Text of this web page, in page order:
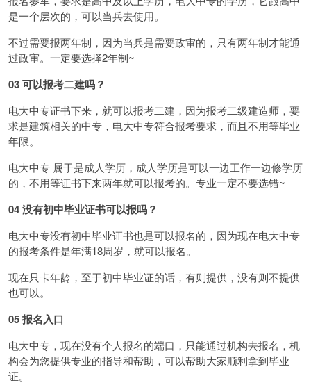
是一个层次的，可以当兵去使用。
不过需要报两年制，因为当兵是需要政审的，只有两年制才能通
过政审。一定要选择2年制~
03可以报考二建吗？
电大中专证书下来，就可以报考二建，因为报考二级建造师，要
求是建筑相关的中专，电大中专符合报考要求，而且不用等毕业
年限。
电大中专 属于是成人学历，成人学历是可以一边工作一边修学历
的，不用等证书下来两年就可以报考的。专业一定不要选错~
04没有初中毕业证书可以报吗？
电大中专没有初中毕业证书也是可以报名的，因为现在电大中专
的报考条件是年满18周岁，就可以报名。
现在只卡年龄，至于初中毕业证的话，有则提供，没有则不提供
也可以。
05报名入口
电大中专，现在没有个人报名的端口，只能通过机构去报名，机
构会为您提供专业的指导和帮助，可以帮助大家顺利拿到毕业
证。